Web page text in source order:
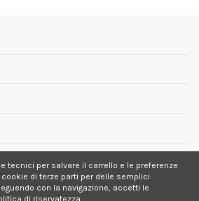
tecnici per salvare il carrello e le preferenze
di terze parti per delle semplici
con la navigazione, accetti le